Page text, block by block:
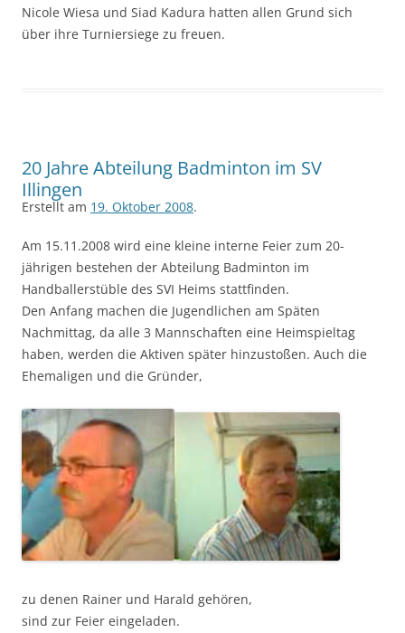
Nicole Wiesa und Siad Kadura hatten allen Grund sich
über ihre Turniersiege zu freuen.
20 Jahre Abteilung Badminton im SV
Illingen
Erstellt am 19. Oktober 2008.
Am 15.11.2008 wird eine kleine interne Feier zum 20-
jährigen bestehen der Abteilung Badminton im
Handballerstüble des SVI Heims stattfinden.
Den Anfang machen die Jugendlichen am Späten
Nachmittag, da alle 3 Mannschaften eine Heimspieltag
haben, werden die Aktiven später hinzustoßen. Auch die
Ehemaligen und die Gründer,
zu denen Rainer und Harald gehören,
sind zur Feier eingeladen.